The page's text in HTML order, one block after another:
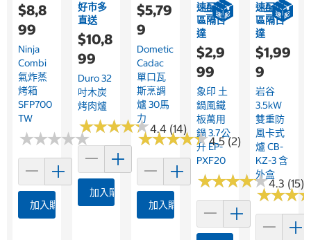
$8,8
99
Ninja
Combi
氣炸蒸
烤箱
SFP700
TW
★★★★★
★★★★★
加入購物車
好市多
直送
$10,8
99
Duro 32
吋木炭
烤肉爐
★★★★★
★★★★★4.4 (14)
加入購物車
$5,79
9
Dometic
Cadac
單口瓦
斯烹調
爐 30馬
力
★★★★★
★★★★★4.5 (2)
加入購物車
速配限
區隔日
達
$2,9
99
象印 土
鍋風鐵
板萬用
鍋 3.7公
升 EP-
PXF20
★★★★★
★★★★★4.3 (15)
速配限
區隔日
達
$1,99
9
岩谷
3.5kW
雙重防
風卡式
爐 CB-
KZ-3 含
外盒
★★★
★★★